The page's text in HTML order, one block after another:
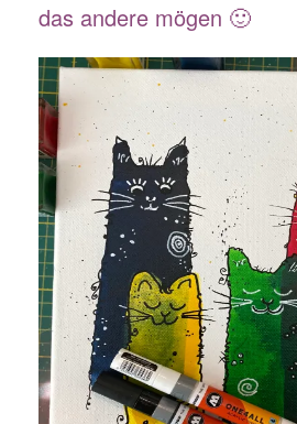
das andere mögen 🙂